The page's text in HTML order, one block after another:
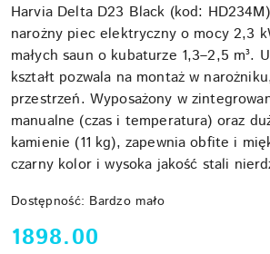
Harvia Delta D23 Black (kod:
narożny piec elektryczny o mocy 2,3
małych saun o kubaturze 1,3–2,5 m³.
kształt pozwala na montaż w
przestrzeń. Wyposażony w
manualne (czas i temperatura) oraz
kamienie (11 kg), zapewnia obfite i
czarny kolor i wysoka jakość stali
Dostępność: Bardzo mało
cena:
1898.00